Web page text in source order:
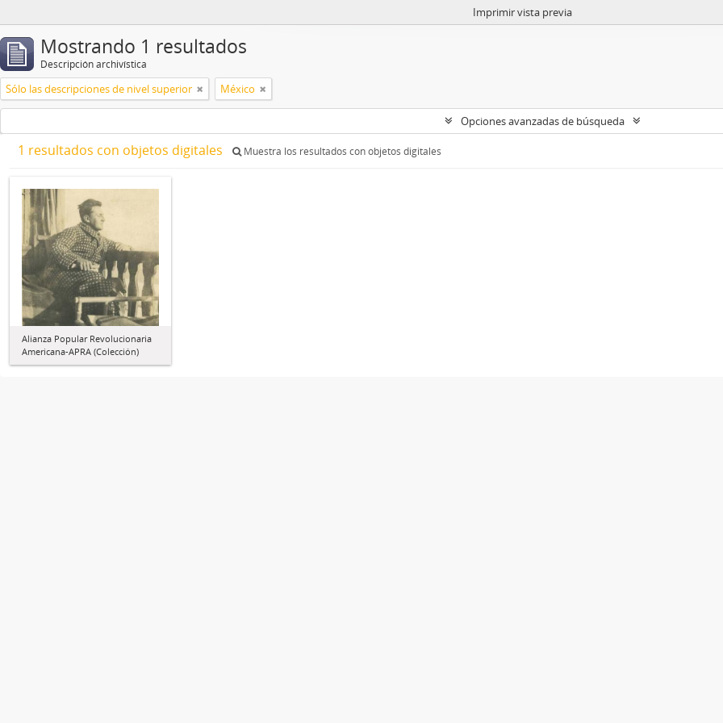
Imprimir vista previa
Mostrando 1 resultados
Descripción archivística
Sólo las descripciones de nivel superior México
Opciones avanzadas de búsqueda
1 resultados con objetos digitales Muestra los resultados con objetos digitales
Alianza Popular Revolucionaria
Americana-APRA (Colección)